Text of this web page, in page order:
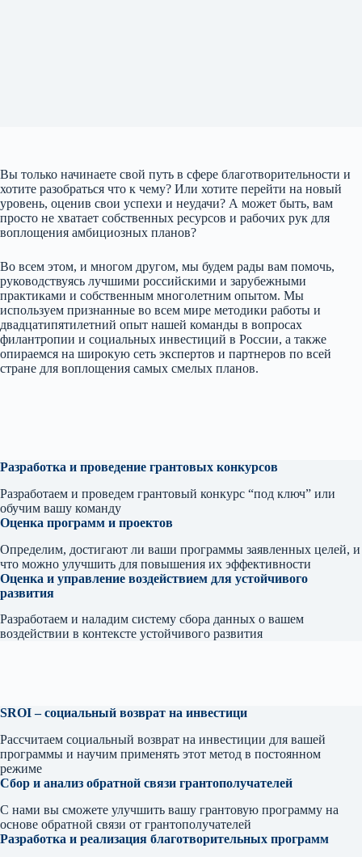
Вы только начинаете свой путь в сфере благотворительности и
хотите разобраться что к чему? Или хотите перейти на новый
уровень, оценив свои успехи и неудачи? А может быть, вам
просто не хватает собственных ресурсов и рабочих рук для
воплощения амбициозных планов?
Во всем этом, и многом другом, мы будем рады вам помочь,
руководствуясь лучшими российскими и зарубежными
практиками и собственным многолетним опытом. Мы
используем признанные во всем мире методики работы и
двадцатипятилетний опыт нашей команды в вопросах
филантропии и социальных инвестиций в России, а также
опираемся на широкую сеть экспертов и партнеров по всей
стране для воплощения самых смелых планов.
Разработка и проведение грантовых конкурсов
Разработаем и проведем грантовый конкурс “под ключ” или
обучим вашу команду
Оценка программ и проектов
Определим, достигают ли ваши программы заявленных целей, и
что можно улучшить для повышения их эффективности
Оценка и управление воздействием для устойчивого
развития
Разработаем и наладим систему сбора данных о вашем
воздействии в контексте устойчивого развития
SROI – социальный возврат на инвестици
Рассчитаем социальный возврат на инвестиции для вашей
программы и научим применять этот метод в постоянном
режиме
Сбор и анализ обратной связи грантополучателей
С нами вы сможете улучшить вашу грантовую программу на
основе обратной связи от грантополучателей
Разработка и реализация благотворительных программ